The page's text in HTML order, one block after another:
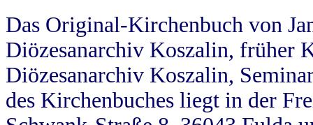
Das Original-Kirchenbuch von
Diözesanarchiv Koszalin, früher
Diözesanarchiv Koszalin,
des Kirchenbuches liegt in der